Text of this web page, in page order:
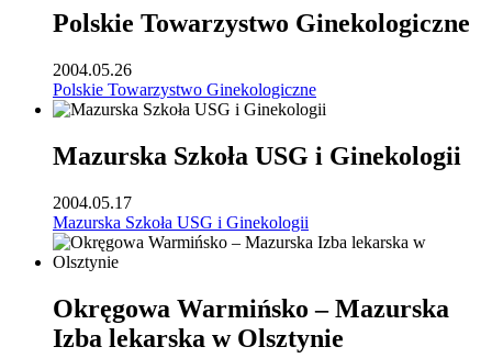
Polskie Towarzystwo Ginekologiczne
2004.05.26
Polskie Towarzystwo Ginekologiczne
Mazurska Szkoła USG i Ginekologii
2004.05.17
Mazurska Szkoła USG i Ginekologii
Okręgowa Warmińsko – Mazurska
Izba lekarska w Olsztynie